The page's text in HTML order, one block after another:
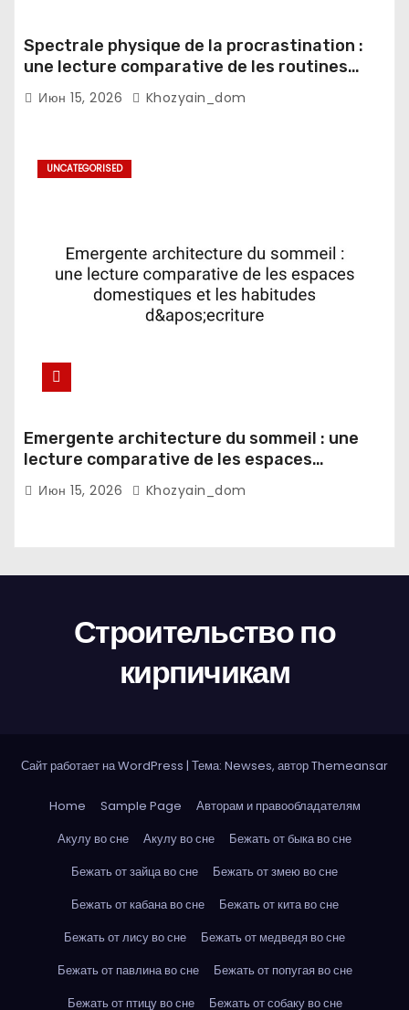
Spectrale physique de la procrastination :
une lecture comparative de les routines
numeriques et les notifications mobiles
Июн 15, 2026 Khozyain_dom
UNCATEGORISED
Emergente architecture du sommeil : une
lecture comparative de les espaces
domestiques et les habitudes d'ecriture
Июн 15, 2026 Khozyain_dom
Строительство по
кирпичикам
Сайт работает на WordPress | Тема: Newses, авторThemeansar
Home Sample Page
Авторам и правообладателям
Акулу во сне
Акулу во сне
Бежать от быка во сне
Бежать от зайца во сне
Бежать от змею во сне
Бежать от кабана во сне
Бежать от кита во сне
Бежать от лису во сне
Бежать от медведя во сне
Бежать от павлина во сне
Бежать от попугая во сне
Бежать от птицу во сне
Бежать от собаку во сне